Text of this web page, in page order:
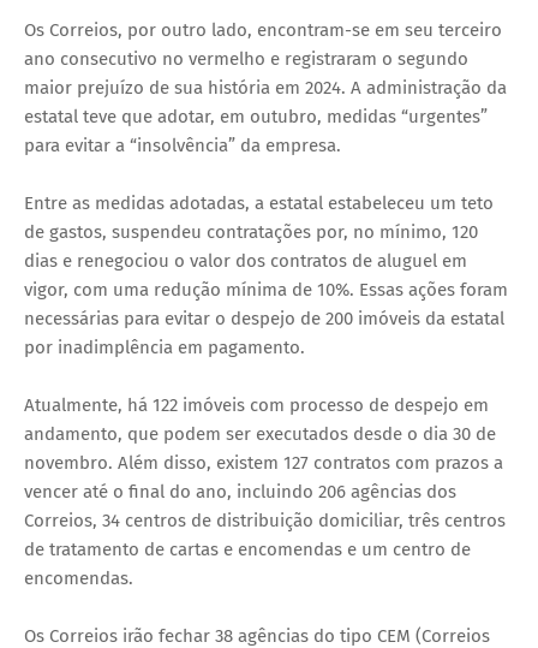
Os Correios, por outro lado, encontram-se em seu terceiro
ano consecutivo no vermelho e registraram o segundo
maior prejuízo de sua história em 2024. A administração da
estatal teve que adotar, em outubro, medidas “urgentes”
para evitar a “insolvência” da empresa.
Entre as medidas adotadas, a estatal estabeleceu um teto
de gastos, suspendeu contratações por, no mínimo, 120
dias e renegociou o valor dos contratos de aluguel em
vigor, com uma redução mínima de 10%. Essas ações foram
necessárias para evitar o despejo de 200 imóveis da estatal
por inadimplência em pagamento.
Atualmente, há 122 imóveis com processo de despejo em
andamento, que podem ser executados desde o dia 30 de
novembro. Além disso, existem 127 contratos com prazos a
vencer até o final do ano, incluindo 206 agências dos
Correios, 34 centros de distribuição domiciliar, três centros
de tratamento de cartas e encomendas e um centro de
encomendas.
Os Correios irão fechar 38 agências do tipo CEM (Correios